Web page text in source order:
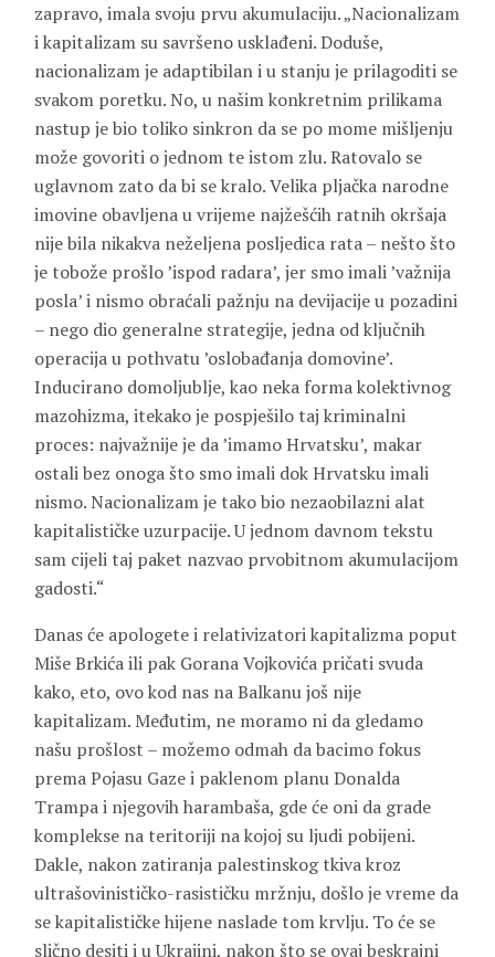
zapravo, imala svoju prvu akumulaciju. „Nacionalizam
i kapitalizam su savršeno usklađeni. Doduše,
nacionalizam je adaptibilan i u stanju je prilagoditi se
svakom poretku. No, u našim konkretnim prilikama
nastup je bio toliko sinkron da se po mome mišljenju
može govoriti o jednom te istom zlu. Ratovalo se
uglavnom zato da bi se kralo. Velika pljačka narodne
imovine obavljena u vrijeme najžešćih ratnih okršaja
nije bila nikakva neželjena posljedica rata – nešto što
je tobože prošlo ’ispod radara’, jer smo imali ’važnija
posla’ i nismo obraćali pažnju na devijacije u pozadini
– nego dio generalne strategije, jedna od ključnih
operacija u pothvatu ’oslobađanja domovine’.
Inducirano domoljublje, kao neka forma kolektivnog
mazohizma, itekako je pospješilo taj kriminalni
proces: najvažnije je da ’imamo Hrvatsku’, makar
ostali bez onoga što smo imali dok Hrvatsku imali
nismo. Nacionalizam je tako bio nezaobilazni alat
kapitalističke uzurpacije. U jednom davnom tekstu
sam cijeli taj paket nazvao prvobitnom akumulacijom
gadosti.“
Danas će apologete i relativizatori kapitalizma poput
Miše Brkića ili pak Gorana Vojkovića pričati svuda
kako, eto, ovo kod nas na Balkanu još nije
kapitalizam. Međutim, ne moramo ni da gledamo
našu prošlost – možemo odmah da bacimo fokus
prema Pojasu Gaze i paklenom planu Donalda
Trampa i njegovih harambaša, gde će oni da grade
komplekse na teritoriji na kojoj su ljudi pobijeni.
Dakle, nakon zatiranja palestinskog tkiva kroz
ultrašovinističko-rasističku mržnju, došlo je vreme da
se kapitalističke hijene naslade tom krvlju. To će se
slično desiti i u Ukrajini, nakon što se ovaj beskrajni